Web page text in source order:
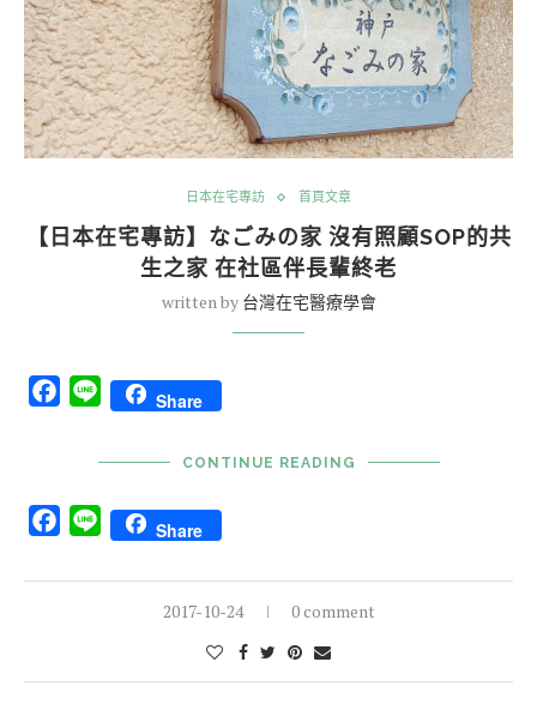
日本在宅專訪 首頁文章
【日本在宅專訪】なごみの家 沒有照顧SOP的共
生之家 在社區伴長輩終老
written by 台灣在宅醫療學會
Facebook
Line Share
CONTINUE READING
Facebook
Line Share
2017-10-24 0 comment